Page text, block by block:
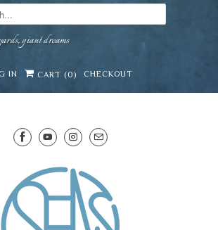
giant dreams
IN CART (0) CHECKOUT
Mirai · Wine Advisor
Mirai, your SENS wine advisor. Tell me
eating, celebrating, or in the mood